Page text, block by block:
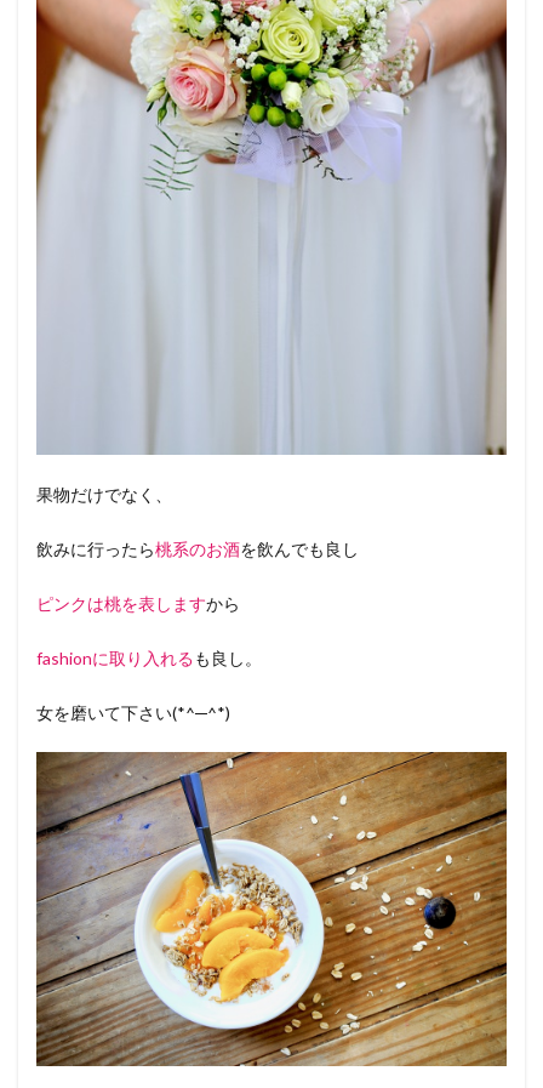
果物だけでなく、
飲みに行ったら桃系のお酒を飲んでも良し
ピンクは桃を表しますから
fashionに取り入れるも良し。
女を磨いて下さい(*^─^*)